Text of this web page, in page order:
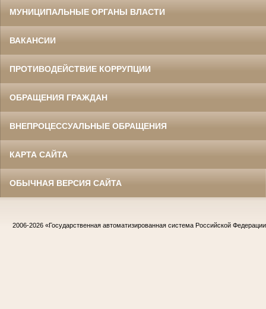
МУНИЦИПАЛЬНЫЕ ОРГАНЫ ВЛАСТИ
ВАКАНСИИ
ПРОТИВОДЕЙСТВИЕ КОРРУПЦИИ
ОБРАЩЕНИЯ ГРАЖДАН
ВНЕПРОЦЕССУАЛЬНЫЕ ОБРАЩЕНИЯ
КАРТА САЙТА
ОБЫЧНАЯ ВЕРСИЯ САЙТА
2006-2026 «Государственная автоматизированная система Российской